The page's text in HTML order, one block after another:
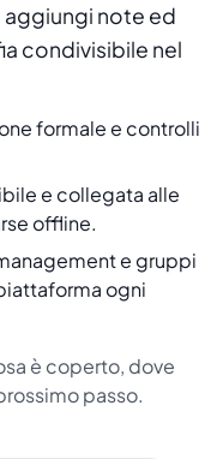
note ed
condivisibile nel
formale e controlli
e collegata alle
offline.
e gruppi
ogni
è coperto, dove
passo.